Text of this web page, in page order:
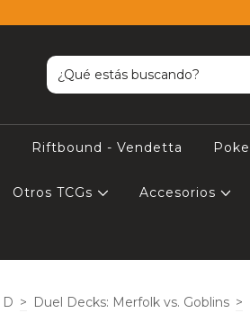
Riftbound - Vendetta
Otros TCGs Accesorios
D > Duel Decks: Merfolk vs. Goblins >